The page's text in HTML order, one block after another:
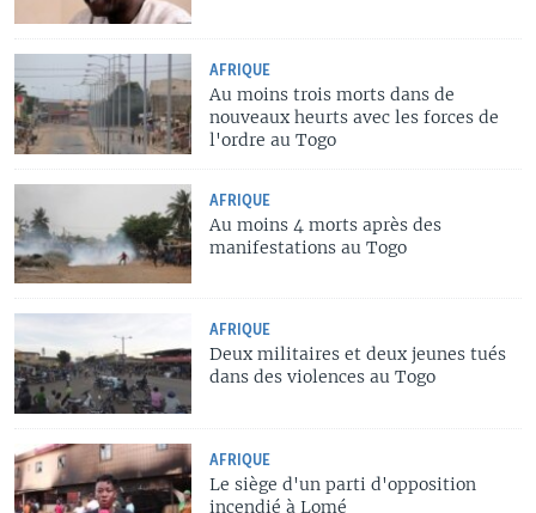
AFRIQUE
Au moins trois morts dans de
nouveaux heurts avec les forces de
l'ordre au Togo
AFRIQUE
Au moins 4 morts après des
manifestations au Togo
AFRIQUE
Deux militaires et deux jeunes tués
dans des violences au Togo
AFRIQUE
Le siège d'un parti d'opposition
incendié à Lomé